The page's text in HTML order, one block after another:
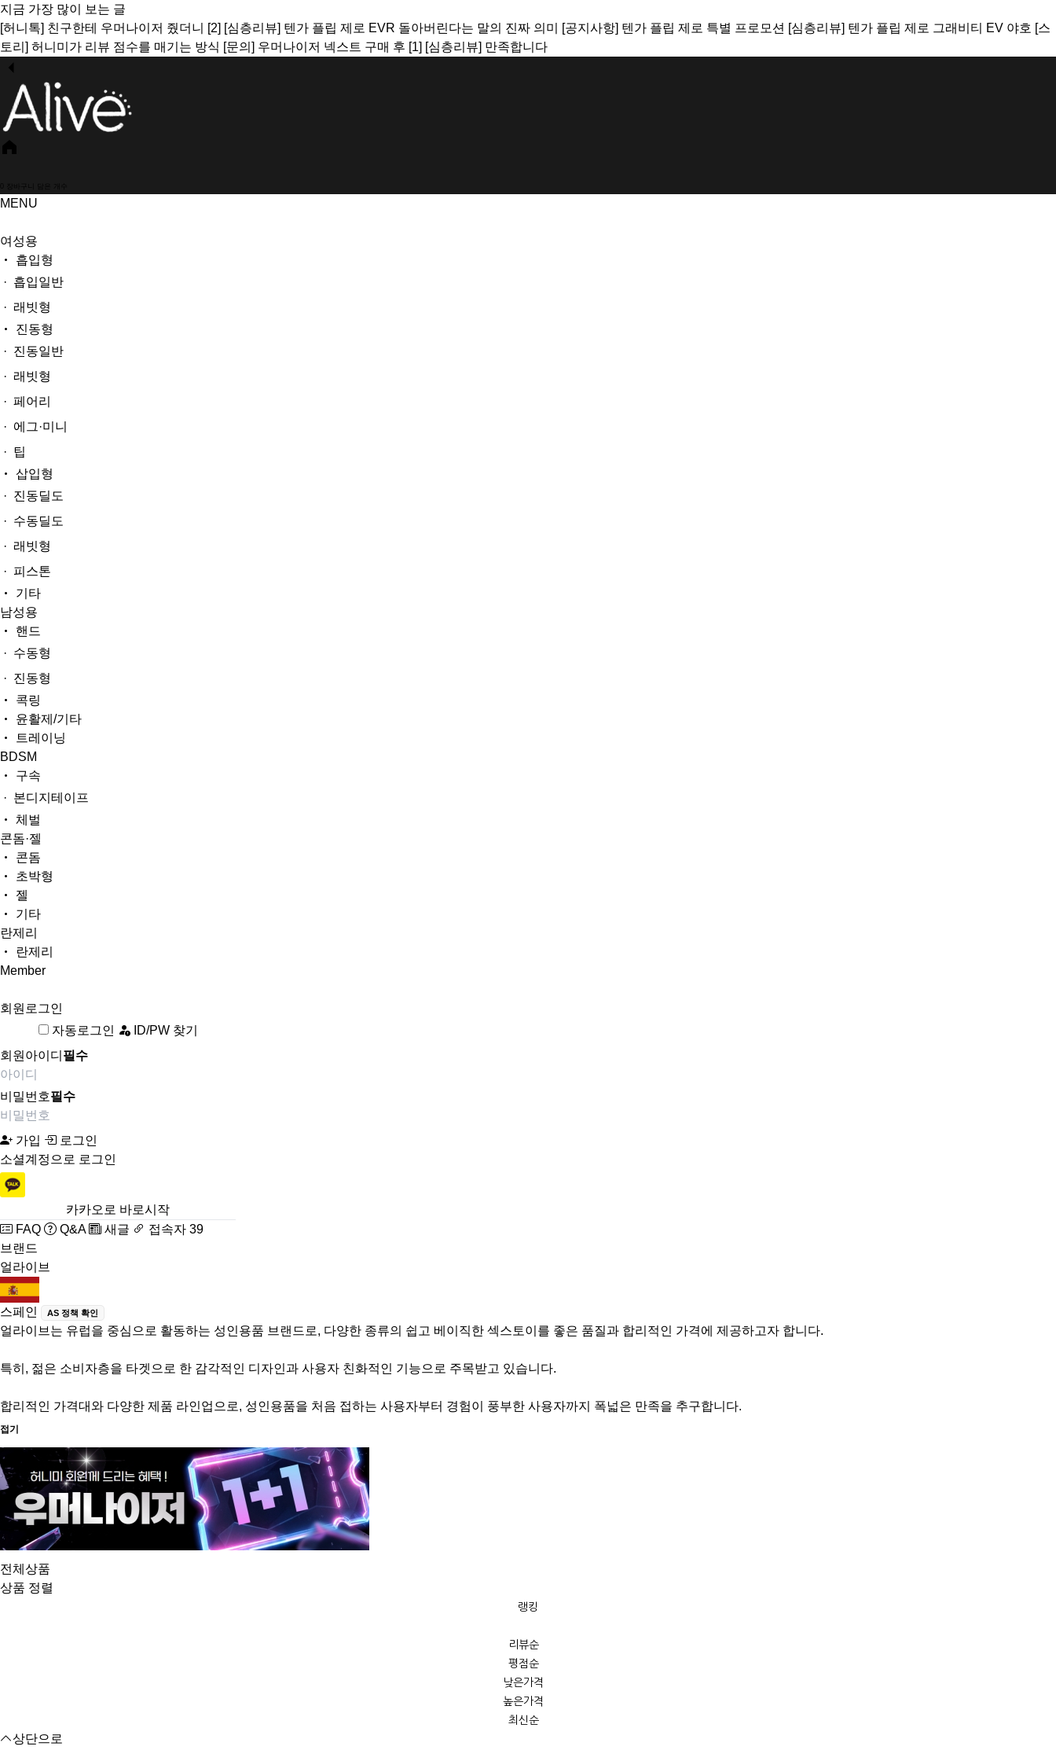
지금 가장 많이 보는 글
[허니톡] 친구한테 우머나이저 줬더니 [2] [심층리뷰] 텐가 플립 제로 EVR 돌아버린다는 말의 진짜 의미 [공지사항] 텐가 플립 제로 특별 프로모션 [심층리뷰] 텐가 플립 제로 그래비티 EV 야호 [스
토리] 허니미가 리뷰 점수를 매기는 방식 [문의] 우머나이저 넥스트 구매 후 [1] [심층리뷰] 만족합니다
MENU
여성용
흡입형
· 흡입일반
· 래빗형
진동형
· 진동일반
· 래빗형
· 페어리
· 에그·미니
· 팁
삽입형
· 진동딜도
· 수동딜도
· 래빗형
· 피스톤
기타
남성용
핸드
· 수동형
· 진동형
콕링
윤활제/기타
트레이닝
BDSM
구속
· 본디지테이프
체벌
콘돔·젤
콘돔
초박형
젤
기타
란제리
란제리
Member
회원로그인
자동로그인
ID/PW 찾기
회원아이디 필수
비밀번호필수
가입
로그인
소셜계정으로 로그인
카카오로 바로시작
FAQ
Q&A 새글
접속자 39
브랜드
얼라이브
스페인 AS 정책 확인
얼라이브는 유럽을 중심으로 활동하는 성인용품 브랜드로, 다양한 종류의 쉽고 베이직한 섹스토이를 좋은 품질과 합리적인 가격에 제공하고자 합니다.
특히, 젊은 소비자층을 타겟으로 한 감각적인 디자인과 사용자 친화적인 기능으로 주목받고 있습니다.
합리적인 가격대와 다양한 제품 라인업으로, 성인용품을 처음 접하는 사용자부터 경험이 풍부한 사용자까지 폭넓은 만족을 추구합니다.
접기
전체상품
상품 정렬
랭킹
리뷰순
평점순
낮은가격
높은가격
최신순
상단으로